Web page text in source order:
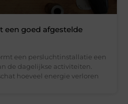
een goed afgestelde
een persluchtinstallatie een
de dagelijkse activiteiten.
hoeveel energie verloren